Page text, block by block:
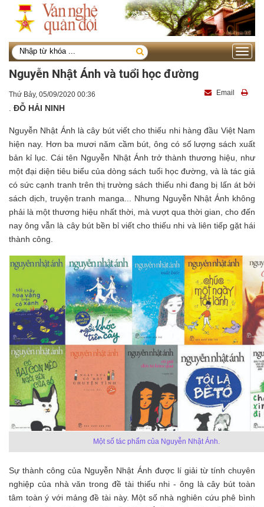
Toggle
Nguyễn Nhật Ánh và tuổi học đường
Thứ Bảy, 05/09/2020 00:36 Email
. ĐỖ HẢI NINH
Nguyễn Nhật Ánh là cây bút viết cho thiếu nhi hàng đầu Việt Nam
hiện nay. Hơn ba mươi năm cầm bút, ông có số lượng sách xuất
bản kỉ lục. Cái tên Nguyễn Nhật Ánh trở thành thương hiệu, như
một đại diện tiêu biểu của dòng sách tuổi học đường, và là tác giả
có sức cạnh tranh trên thị trường sách thiếu nhi đang bị lấn át bởi
sách dịch, truyện tranh manga... Nhưng Nguyễn Nhật Ánh không
phải là một thương hiệu nhất thời, mà vượt qua thời gian, cho đến
nay ông vẫn là cây bút bền bỉ viết cho thiếu nhi và liên tiếp gặt hái
thành công.
Một số tác phẩm của Nguyễn Nhật Ánh.
Sự thành công của Nguyễn Nhật Ánh được lí giải từ tính chuyên
nghiệp của nhà văn trong đề tài thiếu nhi - ông là cây bút toàn
tâm toàn ý với mảng đề tài này. Một số nhà nghiên cứu phê bình